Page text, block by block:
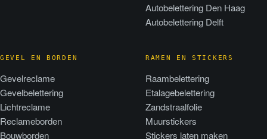
Autobelettering Den Haag
Autobelettering Delft
GEVEL EN BORDEN
Gevelreclame
Gevelbelettering
Lichtreclame
Reclameborden
Bouwborden
RAMEN EN STICKERS
Raambelettering
Etalagebelettering
Zandstraalfolie
Muurstickers
Stickers laten maken